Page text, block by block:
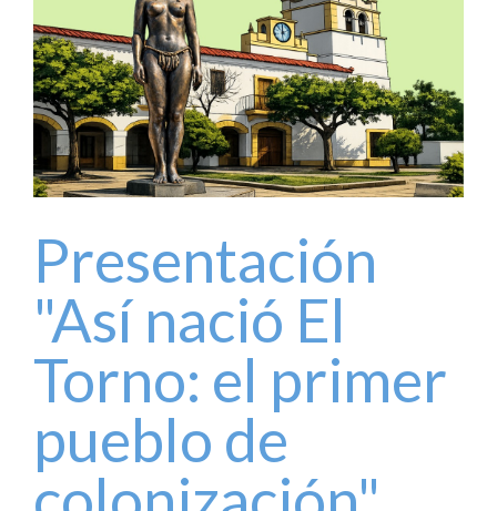
Presentación
"Así nació El
Torno: el primer
pueblo de